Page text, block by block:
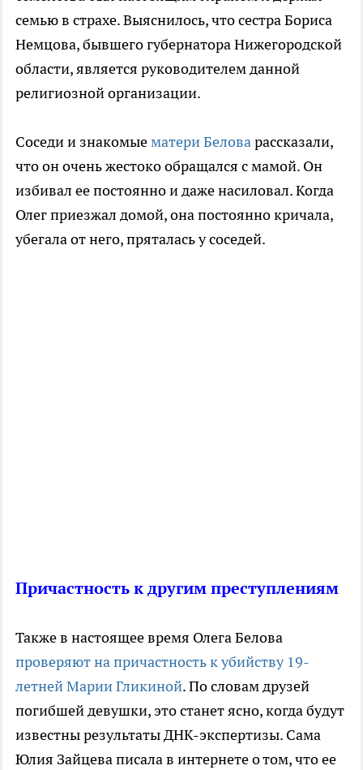
семью в страхе. Выяснилось, что сестра Бориса
Немцова, бывшего губернатора Нижегородской
области, является руководителем данной
религиозной организации.
Соседи и знакомыематери Беловарассказали,
что он очень жестоко обращался с мамой. Он
избивал ее постоянно и даже насиловал. Когда
Олег приезжал домой, она постоянно кричала,
убегала от него, пряталась у соседей.
Причастность к другим преступлениям
Также в настоящее время Олега Белова
проверяют на причастность к убийству 19-
летней Марии Гликиной. По словам друзей
погибшей девушки, это станет ясно, когда будут
известны результаты ДНК-экспертизы. Сама
Юлия Зайцева писала в интернете о том, что ее